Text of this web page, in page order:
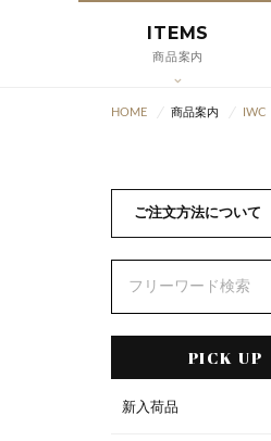
ITEMS
商品案内
HOME 商品案内 IWC
ご注文方法について
PICK UP
新入荷品